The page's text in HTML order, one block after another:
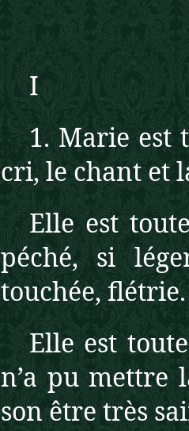
I
1. Marie est
cri, le chant et
Elle est
péché, si
touchée, flétrie.
Elle est
n’a pu mettre
son être très